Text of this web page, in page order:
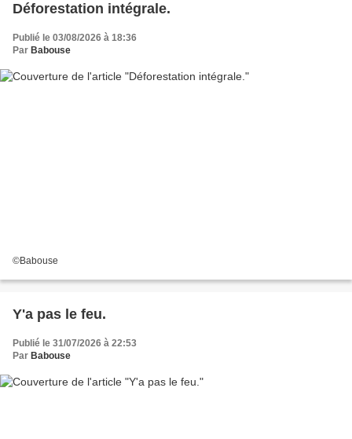
Déforestation intégrale.
Publié le 03/08/2026 à 18:36
Par Babouse
©Babouse
Y'a pas le feu.
Publié le 31/07/2026 à 22:53
Par Babouse